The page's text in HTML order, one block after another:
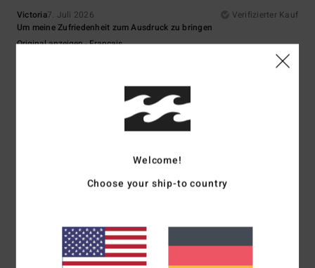
Victoria7. Juli 2026
Verifizierter Kauf
Um meine Zufriedenheit zum Ausdruck zu bringen
Original anzeigen - Français
: Perfekte Größe
5/5
/5 Preis-Leistungs-Verhältnis
/5 Farbe: 5/5
Ich empfehle dieses Produkt
Welcome!
Choose your ship-to country